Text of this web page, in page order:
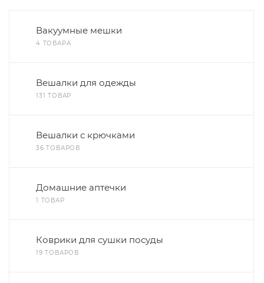
Вакуумные мешки
4 ТОВАРА
Вешалки для одежды
131 ТОВАР
Вешалки с крючками
36 ТОВАРОВ
Домашние аптечки
1 ТОВАР
Коврики для сушки посуды
19 ТОВАРОВ